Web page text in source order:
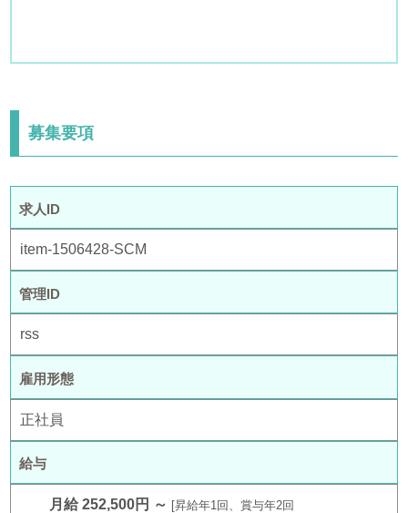
募集要項
求人ID
item-1506428-SCM
管理ID
rss
雇用形態
正社員
給与
月給 252,500円 ～
昇給年1回、賞与年2回